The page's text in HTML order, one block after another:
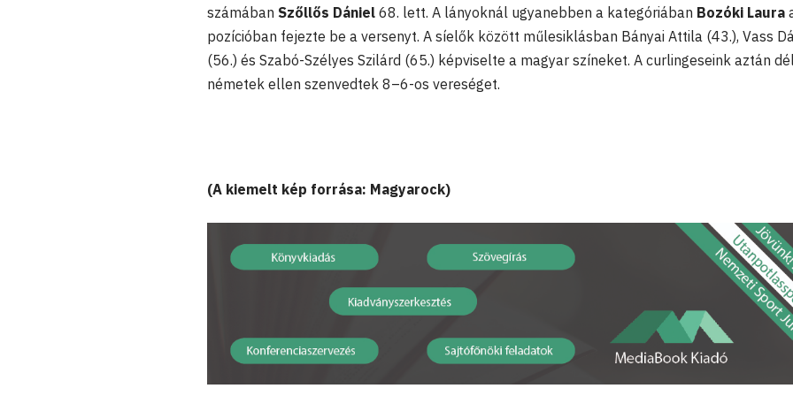
számában Szőllős Dániel 68. lett. A lányoknál ugyanebben a kategóriában Bozóki Laura
pozícióban fejezte be a versenyt. A síelők között műlesiklásban Bányai Attila (43.), Vass
(56.) és Szabó-Szélyes Szilárd (65.) képviselte a magyar színeket. A curlingeseink aztán
németek ellen szenvedtek 8–6-os vereséget.
(A kiemelt kép forrása: Magyarock)